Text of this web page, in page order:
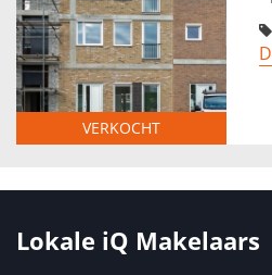
VERKOCHT
Lokale iQ Makelaars